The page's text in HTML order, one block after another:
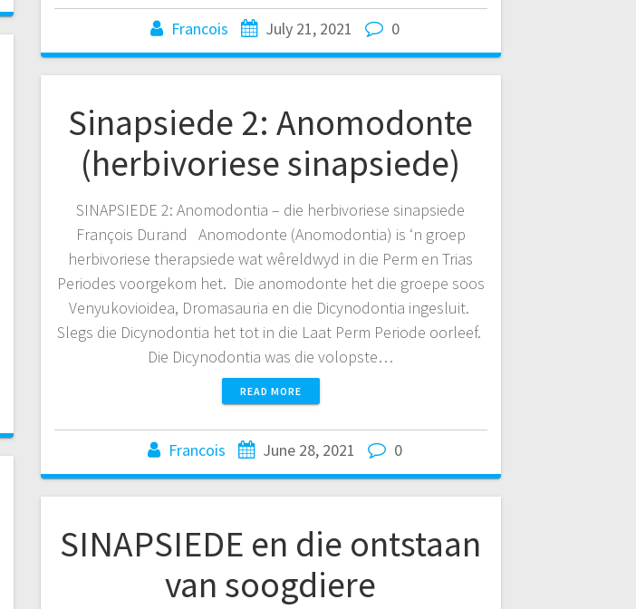
Francois July 21, 2021 0
Sinapsiede 2: Anomodonte
(herbivoriese sinapsiede)
SINAPSIEDE 2: Anomodontia – die herbivoriese sinapsiede
François Durand Anomodonte (Anomodontia) is ‘n groep
herbivoriese therapsiede wat wêreldwyd in die Perm en Trias
Periodes voorgekom het. Die anomodonte het die groepe soos
Venyukovioidea, Dromasauria en die Dicynodontia ingesluit.
Slegs die Dicynodontia het tot in die Laat Perm Periode oorleef.
Die Dicynodontia was die volopste…
READ MORE
Francois June 28, 2021 0
SINAPSIEDE en die ontstaan
van soogdiere